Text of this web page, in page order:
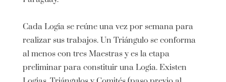
Cada Logia se reúne una vez por semana para
realizar sus trabajos. Un Triángulo se conforma
al menos con tres Maestras y es la etapa
preliminar para constituir una Logia. Existen